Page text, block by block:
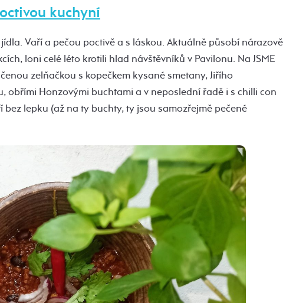
kuchyní
Vaří a pečou poctivě a s láskou. Aktuálně působí nárazově
loni celé léto krotili hlad návštěvníků v Pavilonu. Na JSME
zelňačkou s kopečkem kysané smetany, Jiřího
obřími Honzovými buchtami a v neposlední řadě i s chilli con
bez lepku (až na ty buchty, ty jsou samozřejmě pečené